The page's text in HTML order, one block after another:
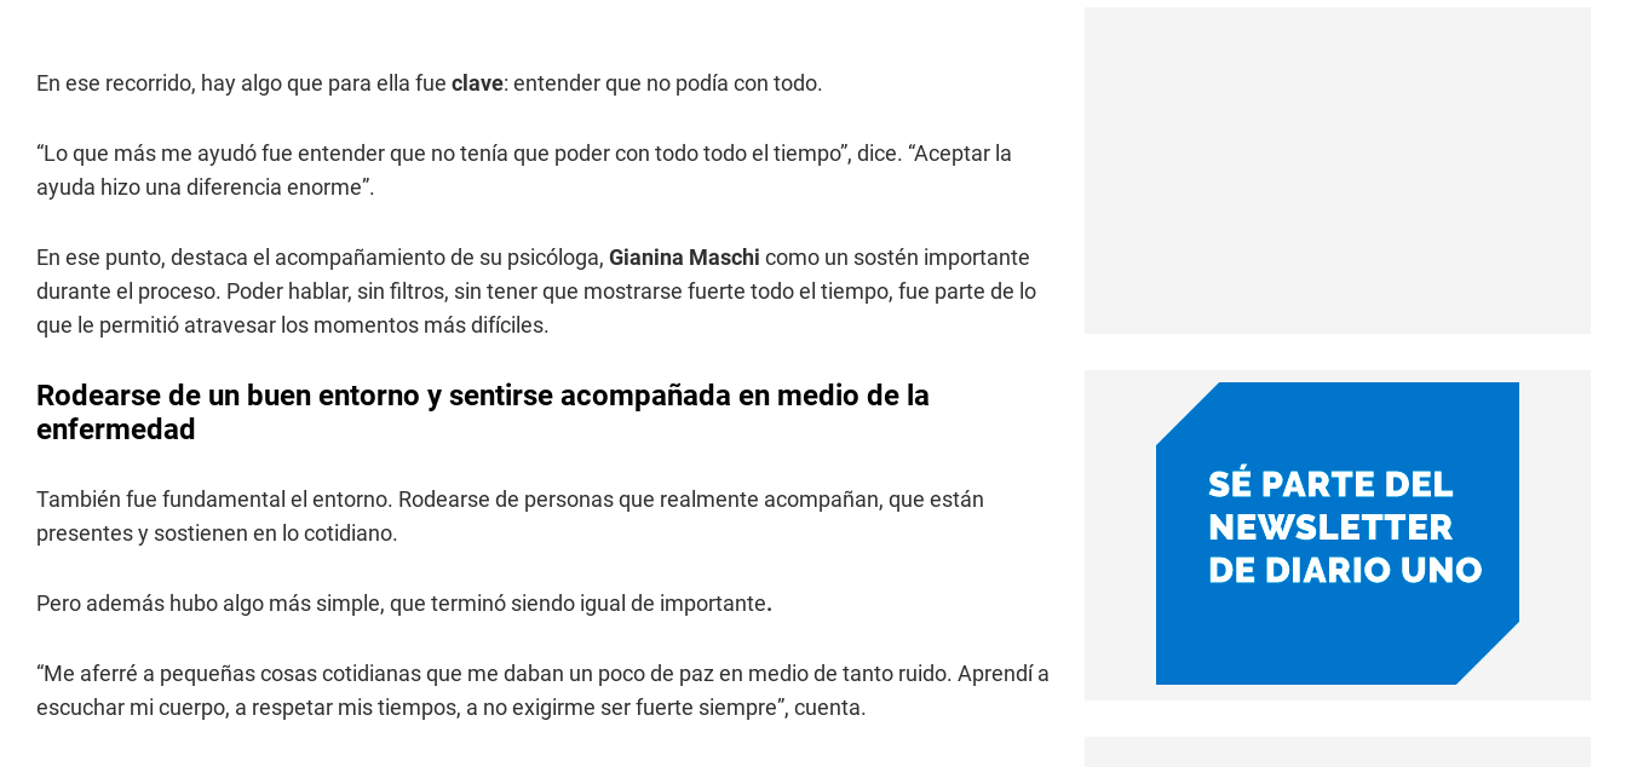
En ese recorrido, hay algo que para ella fue clave: entender que no podía con todo.
“Lo que más me ayudó fue entender que no tenía que poder con todo todo el tiempo”, dice. “Aceptar la
ayuda hizo una diferencia enorme”.
En ese punto, destaca el acompañamiento de su psicóloga, Gianina Maschi como un sostén importante
durante el proceso. Poder hablar, sin filtros, sin tener que mostrarse fuerte todo el tiempo, fue parte de lo
que le permitió atravesar los momentos más difíciles.
Rodearse de un buen entorno y sentirse acompañada en medio de la
enfermedad
También fue fundamental el entorno. Rodearse de personas que realmente acompañan, que están
presentes y sostienen en lo cotidiano.
Pero además hubo algo más simple, que terminó siendo igual de importante.
“Me aferré a pequeñas cosas cotidianas que me daban un poco de paz en medio de tanto ruido. Aprendí a
escuchar mi cuerpo, a respetar mis tiempos, a no exigirme ser fuerte siempre”, cuenta.